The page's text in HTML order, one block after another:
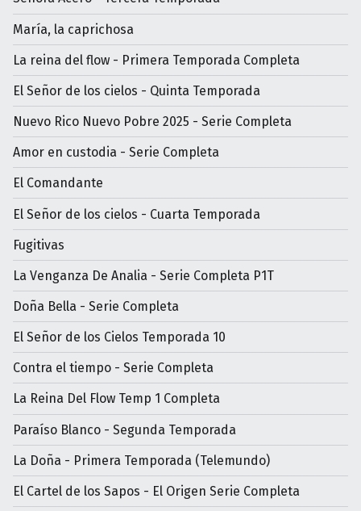
María, la caprichosa
La reina del flow - Primera Temporada Completa
El Señor de los cielos - Quinta Temporada
Nuevo Rico Nuevo Pobre 2025 - Serie Completa
Amor en custodia - Serie Completa
El Comandante
El Señor de los cielos - Cuarta Temporada
Fugitivas
La Venganza De Analia - Serie Completa P1T
Doña Bella - Serie Completa
El Señor de los Cielos Temporada 10
Contra el tiempo - Serie Completa
La Reina Del Flow Temp 1 Completa
Paraíso Blanco - Segunda Temporada
La Doña - Primera Temporada (Telemundo)
El Cartel de los Sapos - El Origen Serie Completa